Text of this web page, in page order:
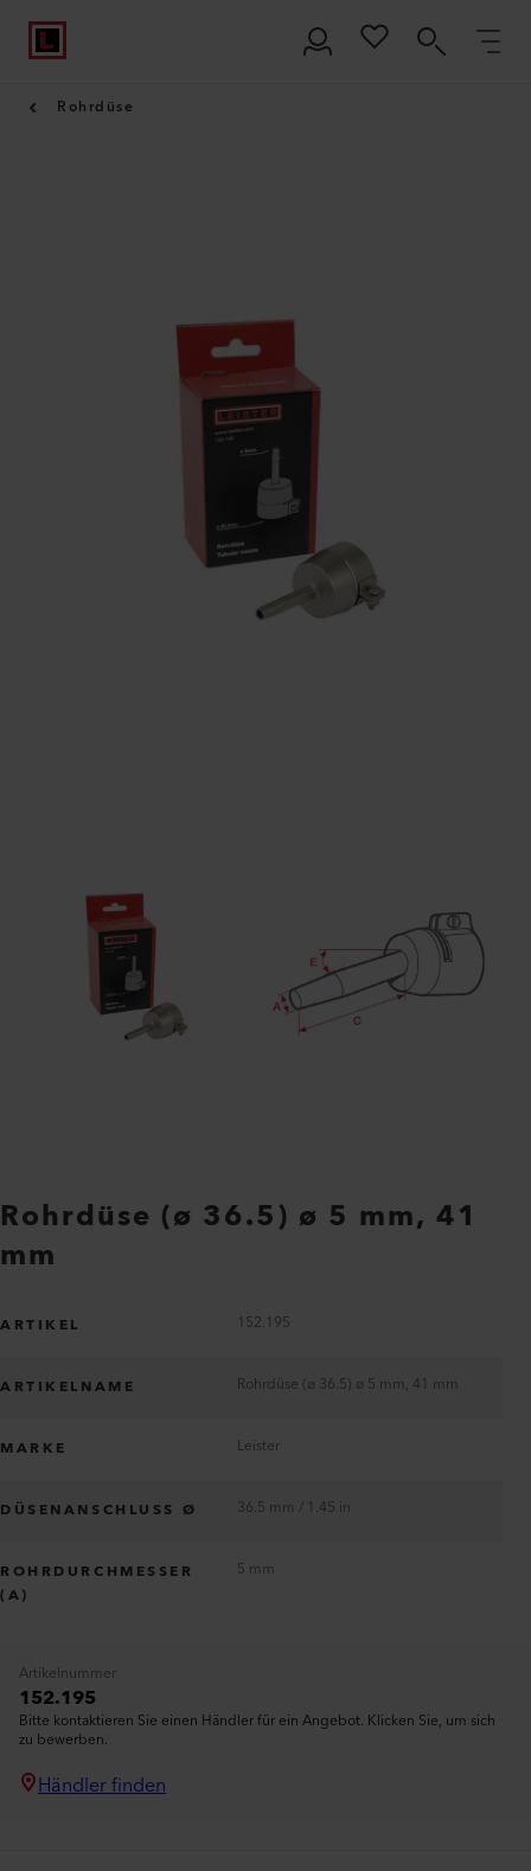
Rohrdüse
Rohrdüse (ø 36.5) ø 5 mm, 41
mm
ARTIKEL 152.195
ARTIKELNAME Rohrdüse (ø 36.5) ø 5 mm, 41 mm
MARKE Leister
DÜSENANSCHLUSS Ø 36.5 mm / 1.45 in
ROHRDURCHMESSER
(A)
5 mm
Artikelnummer
152.195
Bitte kontaktieren Sie einen Händler für ein Angebot. Klicken Sie, um sich
zu bewerben.
Händler finden